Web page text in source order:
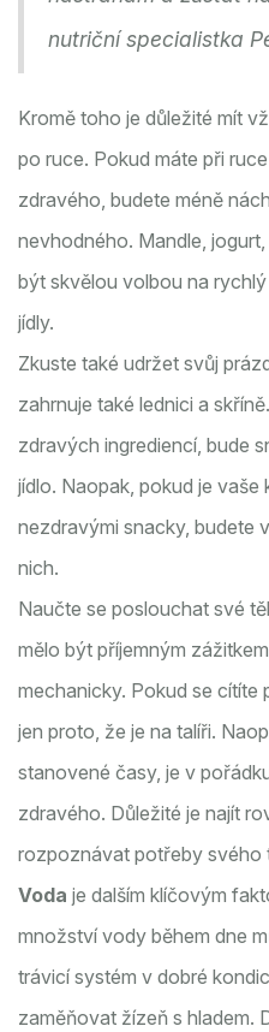
nutriční specialistka
Kromě toho je důležité mít
po ruce. Pokud máte při
zdravého, budete méně
nevhodného. Mandle,
být skvělou volbou na
jídly.
Zkuste také udržet svůj
zahrnuje také lednici a
zdravých ingrediencí, bude
jídlo. Naopak, pokud je vaše
nezdravými snacky, budete
nich.
Naučte se poslouchat své
mělo být příjemným
mechanicky. Pokud se cítíte
jen proto, že je na talíři.
stanovené časy, je v
zdravého. Důležité je najít
rozpoznávat potřeby svého
Voda je dalším klíčovým
množství vody během dne
trávicí systém v dobré
zaměňovat žízeň s hladem.